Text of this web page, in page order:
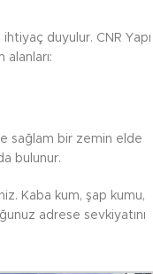
duyulur. CNR Yapı
sağlam bir zemin elde
bulunur.
Kaba kum, şap kumu,
adrese sevkiyatını